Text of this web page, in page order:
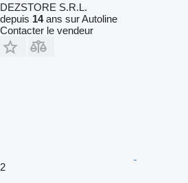
DEZSTORE S.R.L.
depuis 14ans sur Autoline
Contacter le vendeur
2